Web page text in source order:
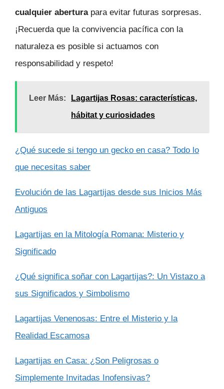
cualquier aberturapara evitar futuras sorpresas.
¡Recuerda que la convivencia pacífica con la
naturaleza es posible si actuamos con
responsabilidad y respeto!
Leer Más:
Lagartijas Rosas: características,
hábitat y curiosidades
¿Qué sucede si tengo un gecko en casa? Todo lo
que necesitas saber
Evolución de las Lagartijas desde sus Inicios Más
Antiguos
Lagartijas en la Mitología Romana: Misterio y
Significado
¿Qué significa soñar con Lagartijas?: Un Vistazo a
sus Significados y Simbolismo
Lagartijas Venenosas: Entre el Misterio y la
Realidad Escamosa
Lagartijas en Casa: ¿Son Peligrosas o
Simplemente Invitadas Inofensivas?